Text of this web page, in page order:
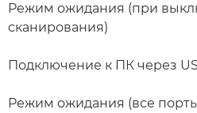
Режим ожидания (при
сканирования)
Подключение к ПК через
Режим ожидания (все